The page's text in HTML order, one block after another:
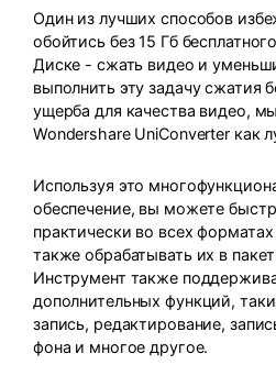
Один из лучших способов
обойтись без 15 Гб
Диске - сжать видео и
выполнить эту задачу сжатия
ущерба для качества видео,
Wondershare UniConverter как
Используя это
обеспечение, вы можете
практически во всех
также обрабатывать их в
Инструмент также
дополнительных функций,
запись, редактирование,
фона и многое другое.